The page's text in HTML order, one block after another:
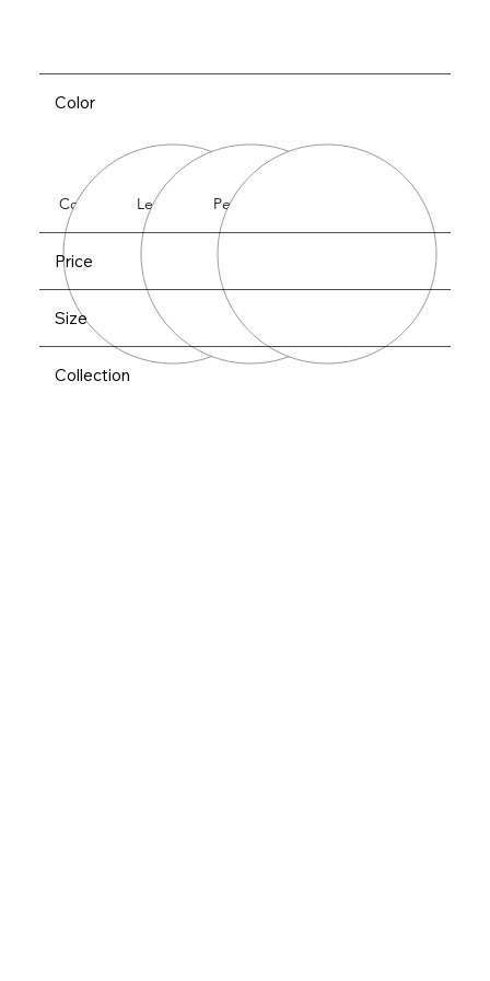
Color
Cobalt Lemon Peach
Price
Size
Collection